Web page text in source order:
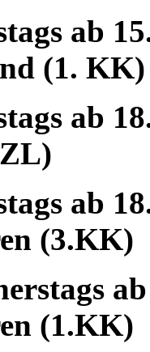
ab
(1. KK)
ab
ab
(3.KK)
(1.KK)